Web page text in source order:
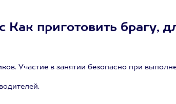
приготовить брагу,
Участие в занятии безопасно при